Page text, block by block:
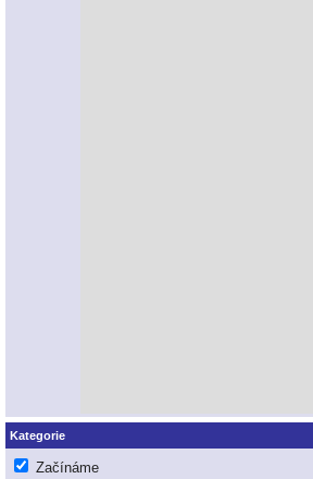
Kategorie
Začínáme